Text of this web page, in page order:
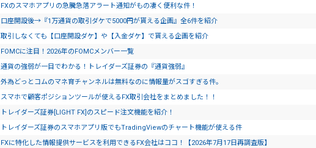
FXのスマホアプリの急騰急落アラート通知がもの凄く便利な件！
口座開設後→『1万通貨の取引ダケで5000円が貰える企画』全6件を紹介
取引しなくても【口座開設ダケ】や【入金ダケ】で貰える企画を紹介
FOMCに注目！2026年のFOMCメンバー一覧
通貨の強弱が一目でわかる！トレイダーズ証券の『通貨強弱』
外為どっとコムのマネ育チャンネルは無料なのに情報量がスゴすぎる件。
スマホで顧客ポジションツールが使えるFX取引会社をまとめました！！
トレイダーズ証券[LIGHT FX]のスピード注文機能を紹介！
トレイダーズ証券のスマホアプリ版でもTradingViewのチャート機能が使える件
FXに特化した情報提供サービスを利用できるFX会社はココ！【2026年7月17日再調査版】